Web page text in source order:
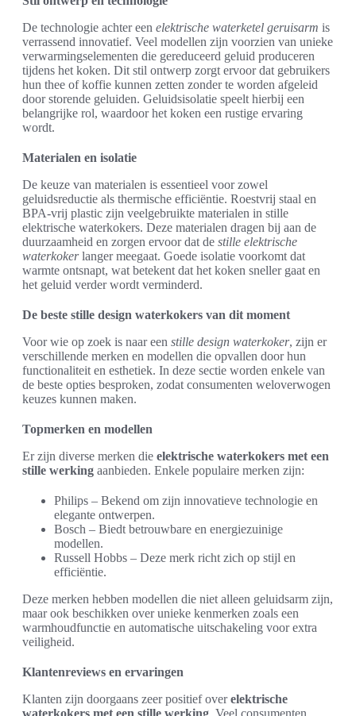
De technologie achter een elektrische waterketel geruisarm is
verrassend innovatief. Veel modellen zijn voorzien van unieke
verwarmingselementen die gereduceerd geluid produceren
tijdens het koken. Dit stil ontwerp zorgt ervoor dat gebruikers
hun thee of koffie kunnen zetten zonder te worden afgeleid
door storende geluiden. Geluidsisolatie speelt hierbij een
belangrijke rol, waardoor het koken een rustige ervaring
wordt.
Materialen en isolatie
De keuze van materialen is essentieel voor zowel
geluidsreductie als thermische efficiëntie. Roestvrij staal en
BPA-vrij plastic zijn veelgebruikte materialen in stille
elektrische waterkokers. Deze materialen dragen bij aan de
duurzaamheid en zorgen ervoor dat de stille elektrische
waterkokerlanger meegaat. Goede isolatie voorkomt dat
warmte ontsnapt, wat betekent dat het koken sneller gaat en
het geluid verder wordt verminderd.
De beste stille design waterkokers van dit moment
Voor wie op zoek is naar een stille design waterkoker, zijn er
verschillende merken en modellen die opvallen door hun
functionaliteit en esthetiek. In deze sectie worden enkele van
de beste opties besproken, zodat consumenten weloverwogen
keuzes kunnen maken.
Topmerken en modellen
Er zijn diverse merken die elektrische waterkokers met een
stille werking aanbieden. Enkele populaire merken zijn:
Philips – Bekend om zijn innovatieve technologie en
elegante ontwerpen.
Bosch – Biedt betrouwbare en energiezuinige
modellen.
Russell Hobbs – Deze merk richt zich op stijl en
efficiëntie.
Deze merken hebben modellen die niet alleen geluidsarm zijn,
maar ook beschikken over unieke kenmerken zoals een
warmhoudfunctie en automatische uitschakeling voor extra
veiligheid.
Klantenreviews en ervaringen
Klanten zijn doorgaans zeer positief overelektrische